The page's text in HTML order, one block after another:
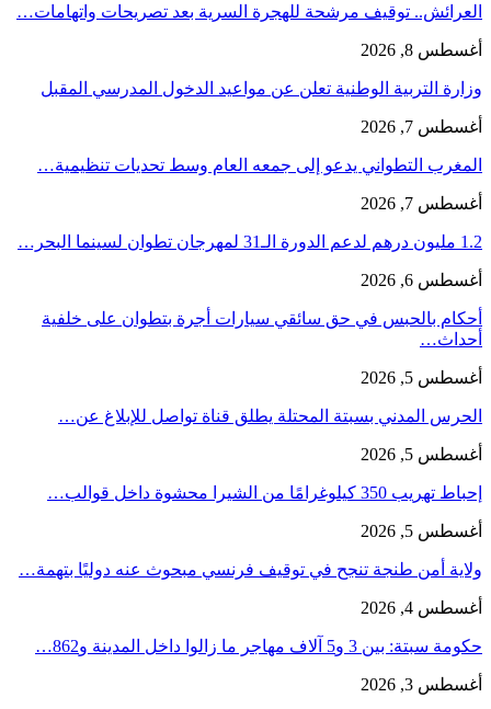
العرائش.. توقيف مرشحة للهجرة السرية بعد تصريحات واتهامات…
أغسطس 8, 2026
وزارة التربية الوطنية تعلن عن مواعيد الدخول المدرسي المقبل
أغسطس 7, 2026
المغرب التطواني يدعو إلى جمعه العام وسط تحديات تنظيمية…
أغسطس 7, 2026
1.2 مليون درهم لدعم الدورة الـ31 لمهرجان تطوان لسينما البحر…
أغسطس 6, 2026
أحكام بالحبس في حق سائقي سيارات أجرة بتطوان على خلفية
أحداث…
أغسطس 5, 2026
الحرس المدني بسبتة المحتلة يطلق قناة تواصل للإبلاغ عن…
أغسطس 5, 2026
إحباط تهريب 350 كيلوغرامًا من الشيرا محشوة داخل قوالب…
أغسطس 5, 2026
ولاية أمن طنجة تنجح في توقيف فرنسي مبحوث عنه دوليًا بتهمة…
أغسطس 4, 2026
حكومة سبتة: بين 3 و5 آلاف مهاجر ما زالوا داخل المدينة و862…
أغسطس 3, 2026